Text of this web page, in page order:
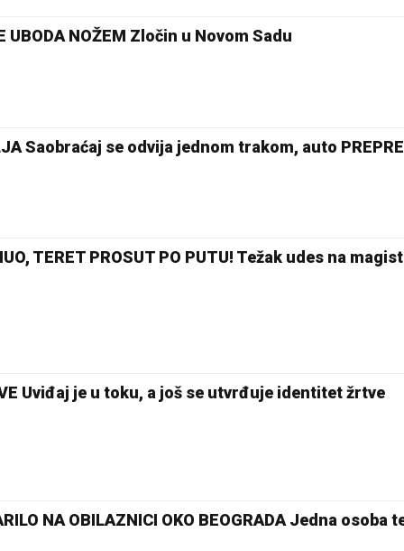
UBODA NOŽEM Zločin u Novom Sadu
Saobraćaj se odvija jednom trakom, auto
TERET PROSUT PO PUTU! Težak udes na
Uviđaj je u toku, a još se utvrđuje identitet žrtve
NA OBILAZNICI OKO BEOGRADA Jedna osoba